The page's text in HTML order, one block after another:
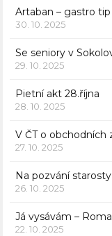
Artaban – gastro tip
30. 10. 2025
Se seniory v
29. 10. 2025
Pietní akt 28.října
28. 10. 2025
V ČT o obchodních
27. 10. 2025
Na pozvání
26. 10. 2025
Já vysávám –
22. 10. 2025